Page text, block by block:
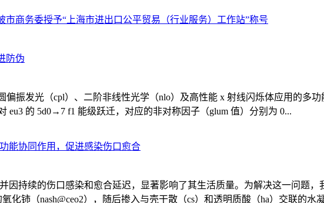
市商务委授予“上海市进出口公平贸易（行业服务）工作站”称号
防伪
偏振发光（cpl）、二阶非线性光学（nlo）及高性能 x 射线闪烁体应用的多功
eu3 的 5d0→7 f1 能级跃迁，对应的非对称因子（glum 值）分别为 0...
能协同作用，促进感染伤口愈合
因持续的伤口感染和愈合延迟，显著影响了其生活质量。为解决这一问题
铈（nash@ceo2），随后掺入与壳干散（cs）和透明质酸（ha）交联的水